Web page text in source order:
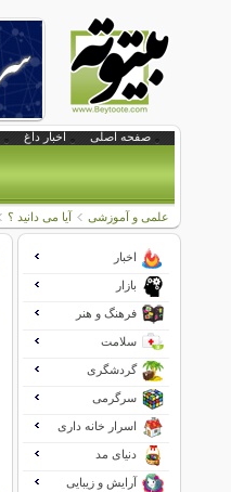
صفحه اصلی اخبار داغ
علمی و آموزشی آیا می دانید ؟
اخبار
بازار
فرهنگ و هنر
سلامت
گردشگری
سرگرمی
اسرار خانه داری
دنیای مد
آرایش و زیبایی